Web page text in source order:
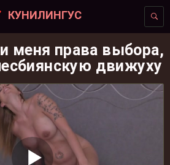
КУНИЛИНГУС
меня права выбора,
движуху